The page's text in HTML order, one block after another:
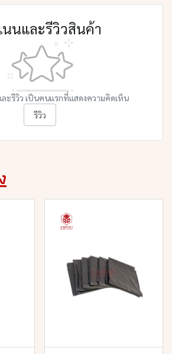
นและรีวิวสินค้า
ะรีวิว เป็นคนแรกที่แสดงความคิดเห็น
รีวิว